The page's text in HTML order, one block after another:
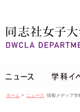
ホーム > ニュース 情報メディア学